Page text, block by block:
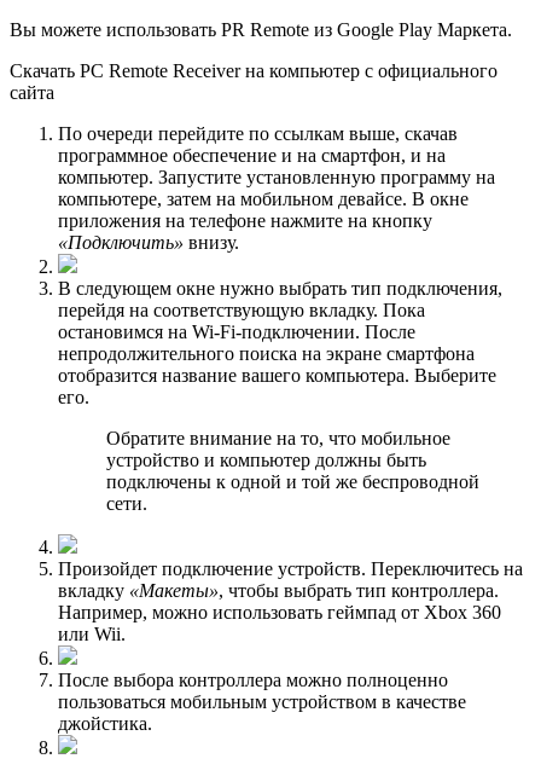
Вы можете использовать PR Remote из Google Play Маркета.
Скачать PC Remote Receiver на компьютер с официального
сайта
По очереди перейдите по ссылкам выше, скачав
программное обеспечение и на смартфон, и на
компьютер. Запустите установленную программу на
компьютере, затем на мобильном девайсе. В окне
приложения на телефоне нажмите на кнопку
«Подключить» внизу.
В следующем окне нужно выбрать тип подключения,
перейдя на соответствующую вкладку. Пока
остановимся на Wi-Fi-подключении. После
непродолжительного поиска на экране смартфона
отобразится название вашего компьютера. Выберите
его.
Обратитe вниманиe на то, что мобильное
устройство и компьютер должны быть
подключены к одной и той же беспроводной
сети.
Произойдет подключение устройств. Переключитесь на
вкладку «Макеты», чтобы выбрать тип контроллера.
Например, можно использовать геймпад от Xbox 360
или Wii.
После выбора контроллера можно полноценно
пользоваться мобильным устройством в качестве
джойстика.